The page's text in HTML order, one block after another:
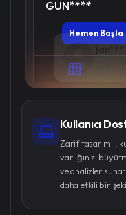
GUN****
Hemen Başla
Kullanıcı
Zarif tasarımlı,
varlığınızı
ve analizler
daha etkili bir